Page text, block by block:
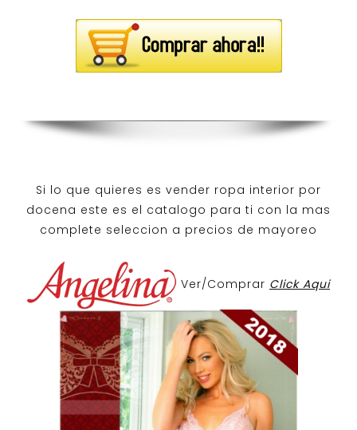
Si lo que quieres es vender ropa interior por
docena este es el catalogo para ti con la mas
complete seleccion a precios de mayoreo
Ver/Comprar Click Aqui